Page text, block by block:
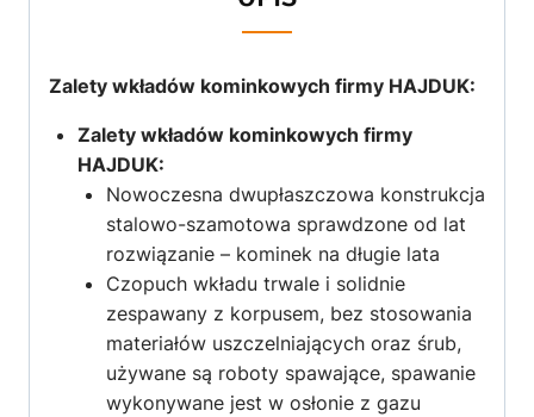
Zalety wkładów kominkowych firmy HAJDUK:
Zalety wkładów kominkowych firmy
HAJDUK:
Nowoczesna dwupłaszczowa konstrukcja
stalowo-szamotowa sprawdzone od lat
rozwiązanie – kominek na długie lata
Czopuch wkładu trwale i solidnie
zespawany z korpusem, bez stosowania
materiałów uszczelniających oraz śrub,
używane są roboty spawające, spawanie
wykonywane jest w osłonie z gazu